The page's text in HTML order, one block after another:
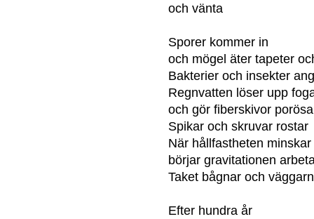
och vänta
Sporer kommer in
och mögel äter tapeter
Bakterier och insekter
Regnvatten löser upp
och gör fiberskivor porösa
Spikar och skruvar rostar
När hållfastheten minskar
börjar gravitationen
Taket bågnar och
Efter hundra år